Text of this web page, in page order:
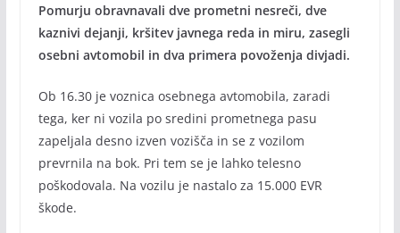
Pomurju obravnavali dve prometni nesreči, dve
kaznivi dejanji, kršitev javnega reda in miru, zasegli
osebni avtomobil in dva primera povoženja divjadi.
Ob 16.30 je voznica osebnega avtomobila, zaradi
tega, ker ni vozila po sredini prometnega pasu
zapeljala desno izven vozišča in se z vozilom
prevrnila na bok. Pri tem se je lahko telesno
poškodovala. Na vozilu je nastalo za 15.000 EVR
škode.